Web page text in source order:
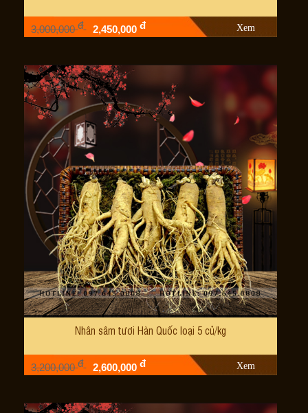
3,000,000đ 2,450,000đ Xem
Nhân sâm tươi Hàn Quốc loại 5 củ/kg
3,200,000đ 2,600,000đ Xem